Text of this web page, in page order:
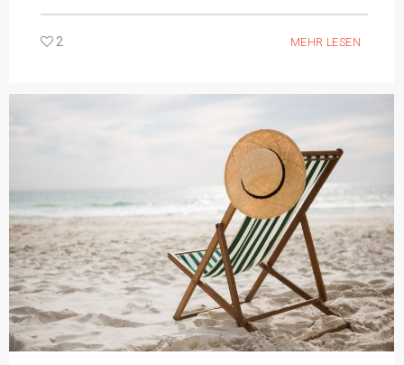
2 MEHR LESEN